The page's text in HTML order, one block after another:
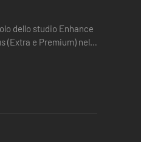
e Premium) nella